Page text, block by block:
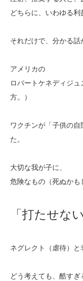
どちらに、いわゆる利
それだけで、分かる話
アメリカの
ロバートケネディジ
方。）
ワクチンが「子供の
た。
大切な我が子に、
危険なもの（死ぬか
「打たせな
ネグレクト（虐待）と
どう考えても、酷すぎ